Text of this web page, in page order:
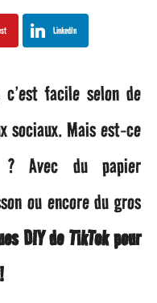
LinkedIn
facile selon de
sociaux. Mais est-ce
Avec du papier
ou encore du gros
DIY de TikTok pour